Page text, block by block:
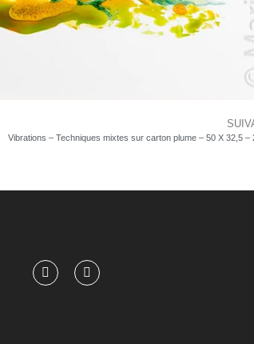
Vibrations – Techniques mixtes sur carton plume – 50 X 32,5 –